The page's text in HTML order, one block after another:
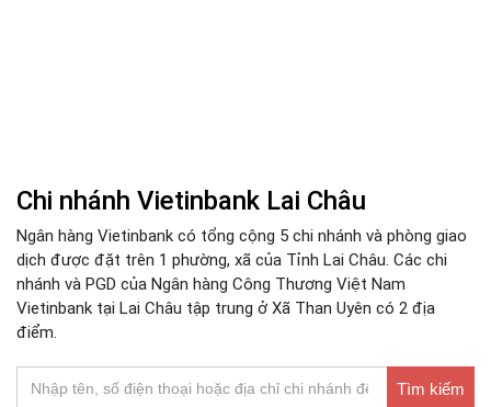
Chi nhánh Vietinbank Lai Châu
Ngân hàng Vietinbank có tổng cộng 5 chi nhánh và phòng giao
dịch được đặt trên 1 phường, xã của Tỉnh Lai Châu. Các chi
nhánh và PGD của Ngân hàng Công Thương Việt Nam
Vietinbank tại Lai Châu tập trung ở Xã Than Uyên có 2 địa
điểm.
Tìm kiếm